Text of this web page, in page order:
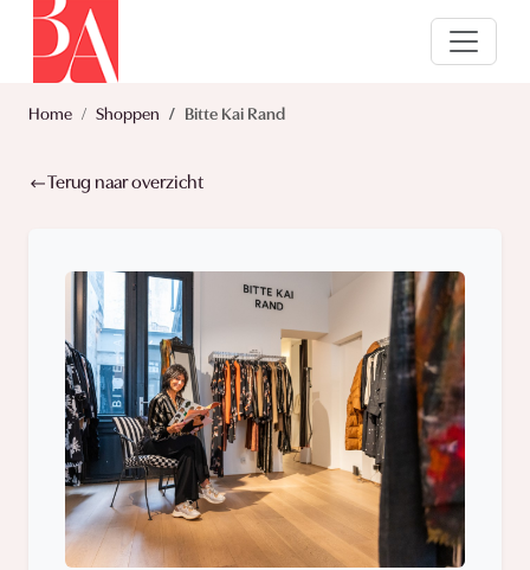
Home Shoppen Bitte Kai Rand
Terug naar overzicht